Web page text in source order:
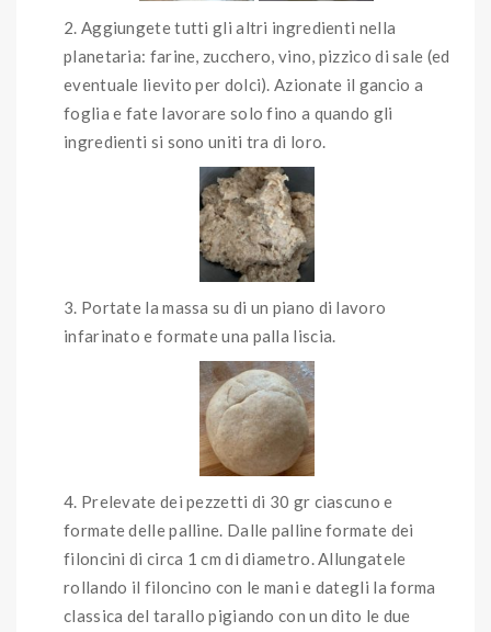
Aggiungete tutti gli altri ingredienti nella
planetaria: farine, zucchero, vino, pizzico di sale (ed
eventuale lievito per dolci). Azionate il gancio a
foglia e fate lavorare solo fino a quando gli
ingredienti si sono uniti tra di loro.
Portate la massa su di un piano di lavoro
infarinato e formate una palla liscia.
Prelevate dei pezzetti di 30 gr ciascuno e
formate delle palline. Dalle palline formate dei
filoncini di circa 1 cm di diametro. Allungatele
rollando il filoncino con le mani e dategli la forma
classica del tarallo pigiando con un dito le due